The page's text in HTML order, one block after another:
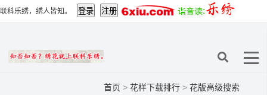
联科乐绣，绣人皆知。
首页 > 花样下载排行 > 花版高级搜索